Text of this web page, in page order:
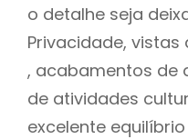
o detalhe seja
Privacidade,
, acabamentos de
de atividades
excelente